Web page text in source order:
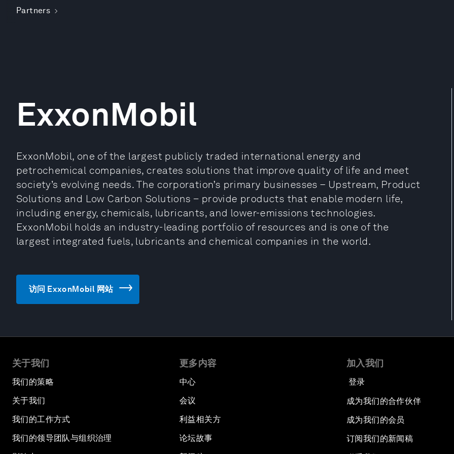
Partners
ExxonMobil
ExxonMobil, one of the largest publicly traded international energy and
petrochemical companies, creates solutions that improve quality of life and meet
society’s evolving needs. The corporation’s primary businesses – Upstream, Product
Solutions and Low Carbon Solutions – provide products that enable modern life,
including energy, chemicals, lubricants, and lower-emissions technologies.
ExxonMobil holds an industry-leading portfolio of resources and is one of the
largest integrated fuels, lubricants and chemical companies in the world.
访问 ExxonMobil 网站
关于我们
我们的策略
关于我们
我们的工作方式
我们的领导团队与组织治理
更多内容
中心
会议
利益相关方
论坛故事
加入我们
登录
成为我们的合作伙伴
成为我们的会员
订阅我们的新闻稿